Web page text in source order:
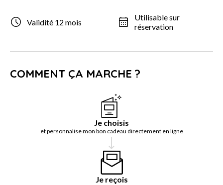
Validité 12 mois
Utilisable sur
réservation
COMMENT ÇA MARCHE ?
Je choisis
et personnalise mon bon cadeau directement en ligne
Je reçois